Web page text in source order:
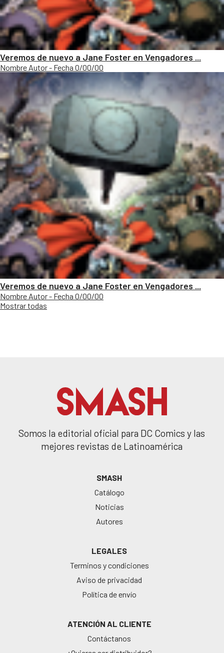
Veremos de nuevo a Jane Foster en Vengadores ...
Nombre Autor - Fecha 0/00/00
Veremos de nuevo a Jane Foster en Vengadores ...
Nombre Autor - Fecha 0/00/00
Mostrar todas
Somos la editorial oficial para DC Comics y las
mejores revistas de Latinoamérica
SMASH
Catálogo
Noticias
Autores
LEGALES
Terminos y condiciones
Aviso de privacidad
Política de envío
ATENCIÓN AL CLIENTE
Contáctanos